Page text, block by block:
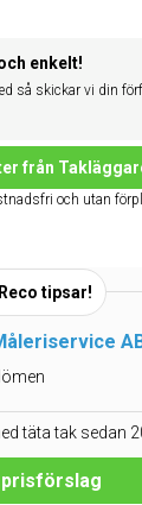
enkelt!
så skickar vi din
från
och utan
Reco tipsar!
täta tak sedan
prisförslag